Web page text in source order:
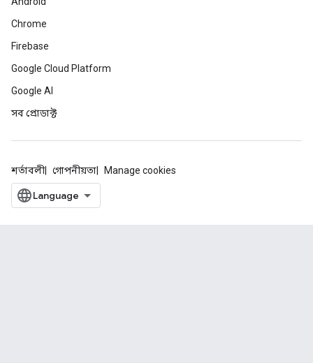
Chrome
Firebase
Google Cloud Platform
Google AI
সব প্রোডাক্ট
শর্তাবলী গোপনীয়তা Manage cookies